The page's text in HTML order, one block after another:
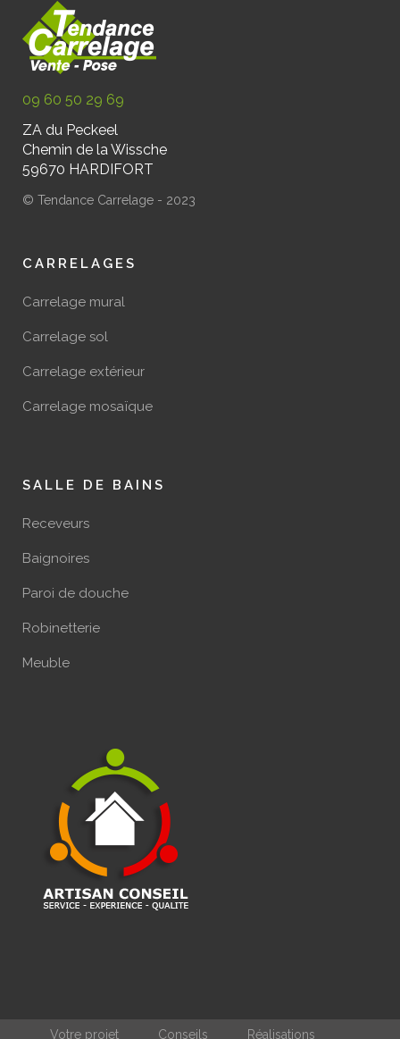
09 60 50 29 69
ZA du Peckeel
Chemin de la Wissche
59670 HARDIFORT
© Tendance Carrelage - 2023
CARRELAGES
Carrelage mural
Carrelage sol
Carrelage extérieur
Carrelage mosaïque
SALLE DE BAINS
Receveurs
Baignoires
Paroi de douche
Robinetterie
Meuble
Votre projet Conseils Réalisations